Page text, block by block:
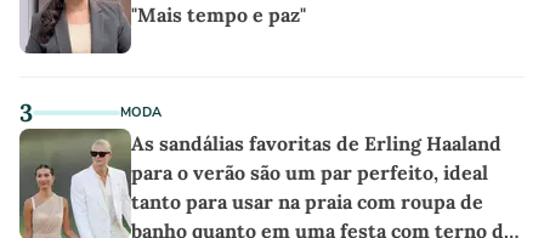
"Mais tempo e paz"
3 MODA
As sandálias favoritas de Erling Haaland
para o verão são um par perfeito, ideal
tanto para usar na praia com roupa de
banho quanto em uma festa com terno de